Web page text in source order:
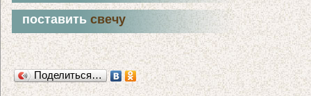
поставитьсвечу
Поделиться…